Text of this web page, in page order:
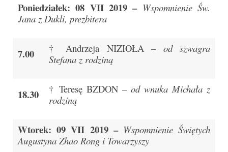
Historia
Nasz patron
Vademecum
Katecheza parafialna
Poniedziałek: 08 VII 2019 – Wspomnienie Św.
Jana z Dukli, prezbitera
7.00 † Andrzeja NIZIOŁA – od szwagra
Stefana z rodziną
18.30 † Teresę BZDON – od wnuka Michała z
rodziną
Wtorek: 09 VII 2019 – Wspomnienie Świętych
Augustyna Zhao Rong i Towarzyszy